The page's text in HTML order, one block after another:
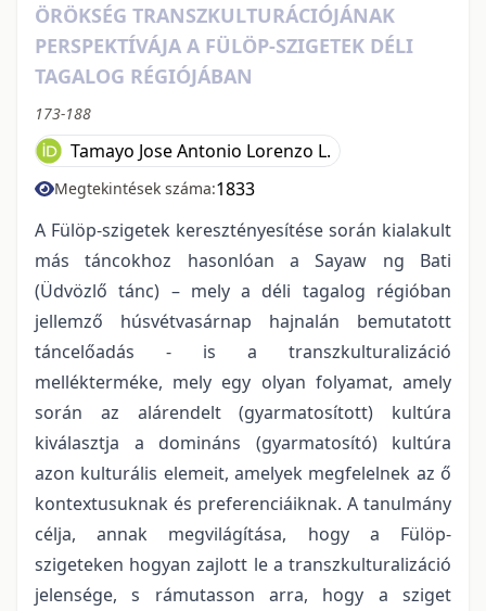
ÖRÖKSÉG TRANSZKULTURÁCIÓJÁNAK
PERSPEKTÍVÁJA A FÜLÖP-SZIGETEK DÉLI
TAGALOG RÉGIÓJÁBAN
173-188
Tamayo Jose Antonio Lorenzo L.
Megtekintések száma:1833
A Fülöp-szigetek keresztényesítése során kialakult
más táncokhoz hasonlóan a Sayaw ng Bati
(Üdvözlő tánc) – mely a déli tagalog régióban
jellemző húsvétvasárnap hajnalán bemutatott
táncelőadás - is a transzkulturalizáció
mellékterméke, mely egy olyan folyamat, amely
során az alárendelt (gyarmatosított) kultúra
kiválasztja a domináns (gyarmatosító) kultúra
azon kulturális elemeit, amelyek megfelelnek az ő
kontextusuknak és preferenciáiknak. A tanulmány
célja, annak megvilágítása, hogy a Fülöp-
szigeteken hogyan zajlott le a transzkulturalizáció
jelensége, s rámutasson arra, hogy a sziget